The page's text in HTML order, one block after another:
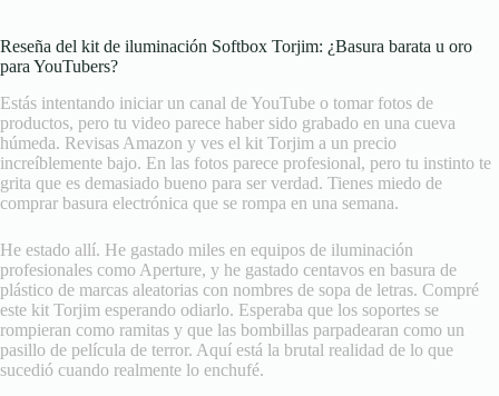
o
Reseña del kit de iluminación Softbox Torjim: ¿Basura barata u oro
para YouTubers?
Estás intentando iniciar un canal de YouTube o tomar fotos de
productos, pero tu video parece haber sido grabado en una cueva
húmeda. Revisas Amazon y ves el kit Torjim a un precio
increíblemente bajo. En las fotos parece profesional, pero tu instinto te
grita que es demasiado bueno para ser verdad. Tienes miedo de
comprar basura electrónica que se rompa en una semana.
He estado allí. He gastado miles en equipos de iluminación
profesionales como Aperture, y he gastado centavos en basura de
plástico de marcas aleatorias con nombres de sopa de letras. Compré
este kit Torjim esperando odiarlo. Esperaba que los soportes se
rompieran como ramitas y que las bombillas parpadearan como un
pasillo de película de terror. Aquí está la brutal realidad de lo que
sucedió cuando realmente lo enchufé.